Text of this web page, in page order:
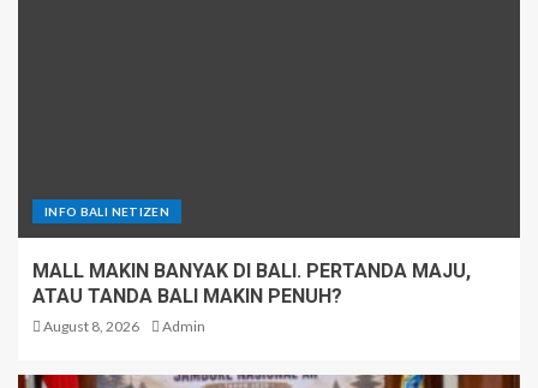
INFO BALI NETIZEN
MALL MAKIN BANYAK DI BALI. PERTANDA MAJU,
ATAU TANDA BALI MAKIN PENUH?
August 8, 2026 Admin